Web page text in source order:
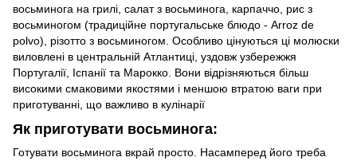
восьминога на грилі, салат з восьминога, карпаччо, рис з
восьминогом (традиційне португальське блюдо - Arroz de
polvo), різотто з восьминогом. Особливо цінуються ці молюски
виловлені в центральній Атлантиці, уздовж узбережжя
Португалії, Іспанії та Марокко. Вони відрізняються більш
високими смаковими якостями і меншою втратою ваги при
приготуванні, що важливо в кулінарії
Як приготувати восьминога:
Готувати восьминога вкрай просто. Насамперед його треба